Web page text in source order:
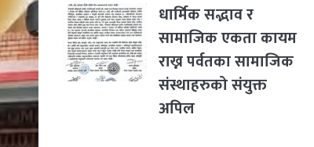
धार्मिक सद्भाव र
सामाजिक एकता कायम
राख्न पर्वतका सामाजिक
संस्थाहरुको संयुक्त
अपिल